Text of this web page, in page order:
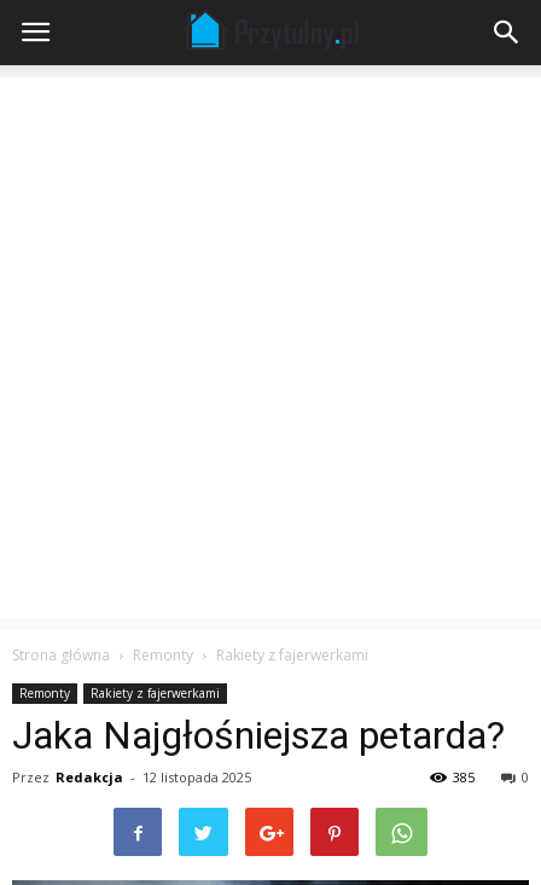
Strona główna Remonty Rakiety z fajerwerkami
Remonty Rakiety z fajerwerkami
Jaka Najgłośniejsza petarda?
Przez Redakcja - 12 listopada 2025 0
385